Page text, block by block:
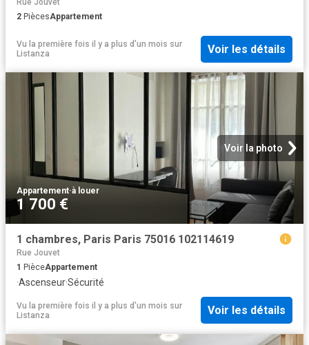
Rue Jouvet
2 PiècesAppartement
Vu la première fois il y a plus d'un mois sur
Listanza
Voir les détails
Voir la photo
Appartement·à louer
1 700 €
1 chambres, Paris Paris 75016 102114619
Rue Jouvet
1 PièceAppartement
·Ascenseur·Sécurité
Vu la première fois il y a plus d'un mois sur
Listanza
Voir les détails